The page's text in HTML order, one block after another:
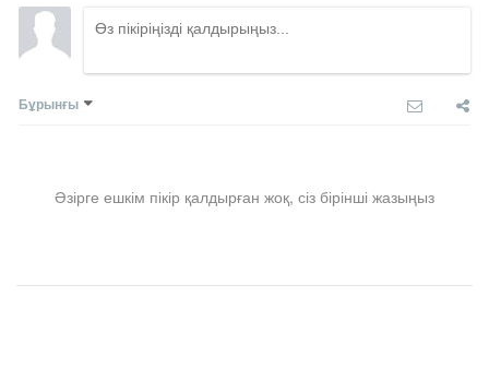
Бұрынғы
Әзірге ешкім пікір қалдырған жоқ, сіз бірінші жазыңыз